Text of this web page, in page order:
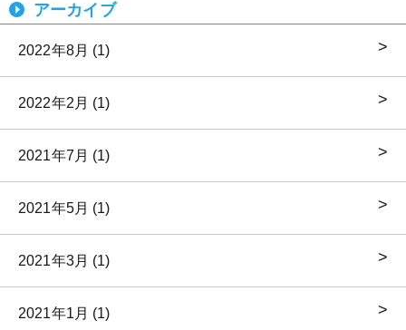
アーカイブ
2022年8月 (1)
2022年2月 (1)
2021年7月 (1)
2021年5月 (1)
2021年3月 (1)
2021年1月 (1)